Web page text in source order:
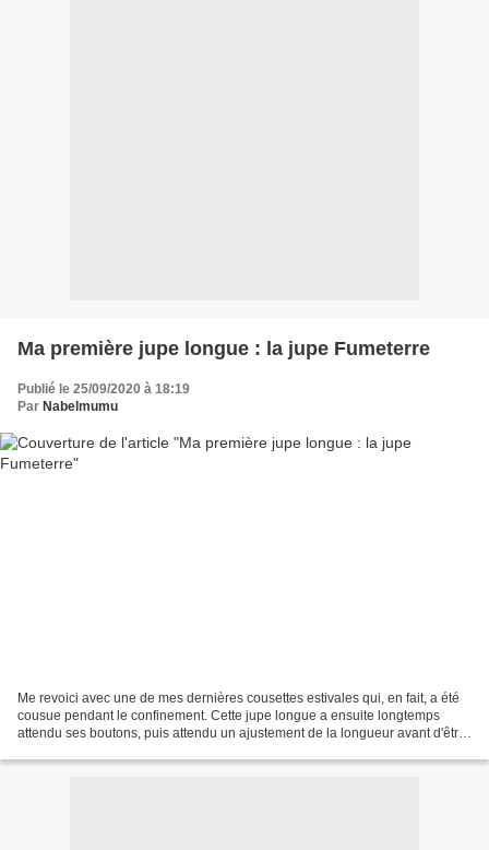
Ma première jupe longue : la jupe Fumeterre
Publié le 25/09/2020 à 18:19
Par Nabelmumu
Me revoici avec une de mes dernières cousettes estivales qui, en fait, a été
cousue pendant le confinement. Cette jupe longue a ensuite longtemps
attendu ses boutons, puis attendu un ajustement de la longueur avant d'être